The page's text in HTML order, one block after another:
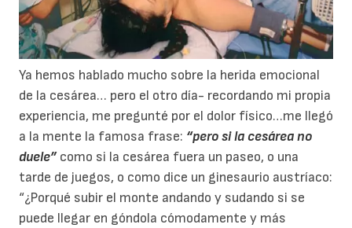
Ya hemos hablado mucho sobre la herida emocional
de la cesárea… pero el otro día- recordando mi propia
experiencia, me pregunté por el dolor físico…me llegó
a la mente la famosa frase: “pero si la cesárea no
duele”como si la cesárea fuera un paseo, o una
tarde de juegos, o como dice un ginesaurio austríaco:
“¿Porqué subir el monte andando y sudando si se
puede llegar en góndola cómodamente y más